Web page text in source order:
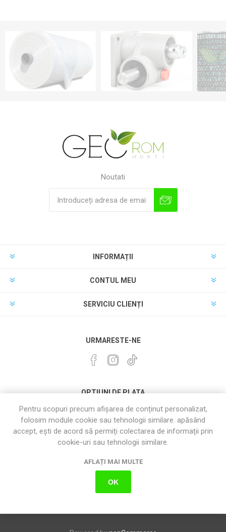
Noutati
INFORMAȚII
CONTUL MEU
SERVICIU CLIENȚI
URMARESTE-NE
OPTIUNI DE PLATA
Pentru scopuri precum afișarea de conținut personalizat,
folosim module cookie sau tehnologii similare. apăsând
accept, ești de acord să permiți colectarea de informații prin
cookie-uri sau tehnologii similare.
AFLAȚI MAI MULTE
OK